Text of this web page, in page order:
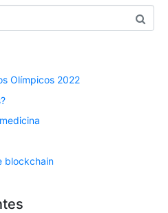
Olímpicos 2022
blockchain